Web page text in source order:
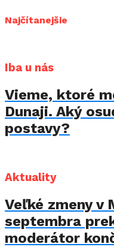
Najčítanejšie
Iba u nás
Vieme, ktoré
Dunaji. Aký
postavy?
Aktuality
Veľké zmeny v
septembra
moderátor